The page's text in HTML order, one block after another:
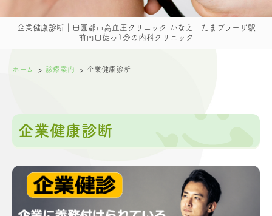
i
o
企業健康診断｜田園都市高血圧クリニック かなえ｜たまプラーザ駅
前南口徒歩1分の内科クリニック
ホーム 診療案内 企業健康診断
企業健康診断